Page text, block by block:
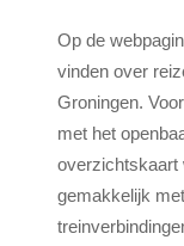
Op de
vinden over
Groningen.
met het
overzichtskaart
gemakkelijk